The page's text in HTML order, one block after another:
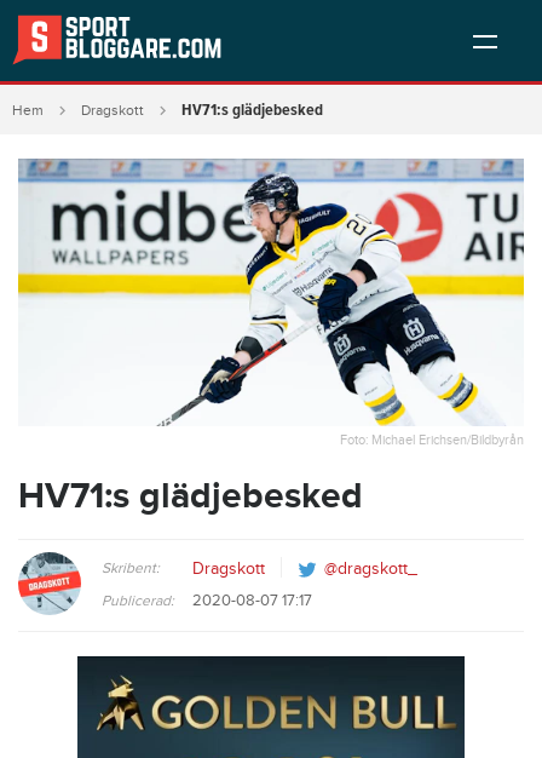
Hem Dragskott HV71:s glädjebesked
Foto: Michael Erichsen/Bildbyrån
HV71:s glädjebesked
Skribent: Dragskott @dragskott_
Publicerad: 2020-08-07 17:17